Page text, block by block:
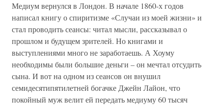
Медиум вернулся в Лондон. В начале 1860-х годов
написал книгу о спиритизме «Случаи из моей жизни» и
стал проводить сеансы: читал мысли, рассказывал о
прошлом и будущем зрителей. Но книгами и
выступлениями много не заработаешь. А Хоуму
необходимы были большие деньги – он мечтал отсудить
сына. И вот на одном из сеансов он внушил
семидесятипятилетней богачке Джейн Лайон, что
покойный муж велит ей передать медиуму 60 тысяч